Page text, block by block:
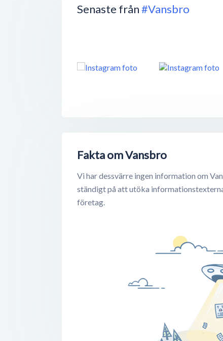
Senaste från#Vansbro
Fakta om Vansbro
Vi har dessvärre ingen information om
ständigt på att utöka
företag.